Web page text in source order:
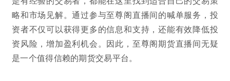
略和市场见解。通过参与至尊阁直播间的喊单服务，投
资者不仅可以获得更多的信息和支持，还能有效降低投
资风险，增加盈利机会。因此，至尊阁期货直播间无疑
是一个值得信赖的期货交易平台。